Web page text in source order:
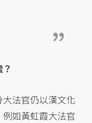
法官仍以漢文化
如黃虹霞大法官